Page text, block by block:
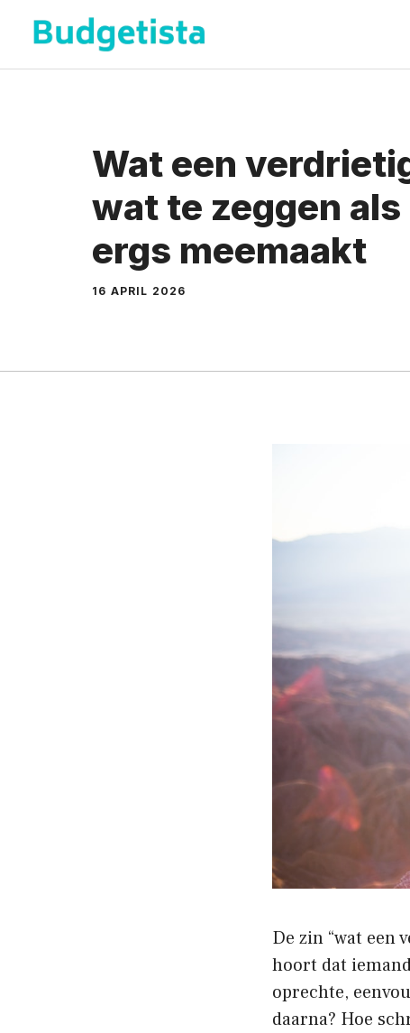
naar
de
Wat een
wat te zeggen
ergs meemaakt
16 APRIL 2026
De zin “wat een
hoort dat
oprechte,
daarna? Hoe